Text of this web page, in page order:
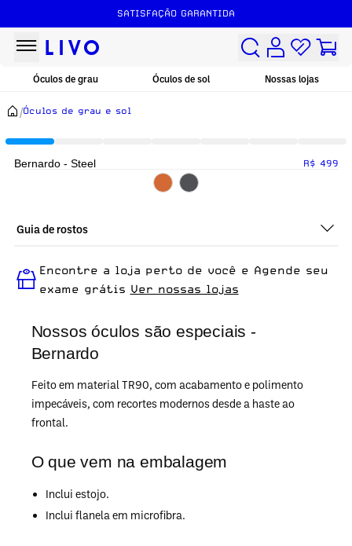
SATISFAÇÃO GARANTIDA
Óculos de grau Óculos de sol Nossas lojas
/Óculos de grau e sol
Nossos óculos são especiais -
Bernardo
Feito em material TR90, com acabamento e polimento
impecáveis, com recortes modernos desde a haste ao
frontal.
O que vem na embalagem
Inclui estojo.
Inclui flanela em microfibra.
Bernardo - Steel R$ 499
Guia de rostos
para quem busca um óculos confortável para o dia a dia.
Encontre a loja perto de você e Agende seu
exame grátis Ver nossas lojas